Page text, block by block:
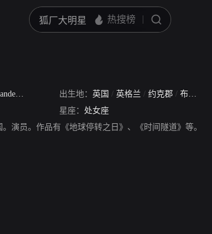
出生地： 英国 / 英格兰 / 约克郡 / 布拉德福德
星座： 处女座
演员。作品有《地球停转之日》、《时间隧道》等。